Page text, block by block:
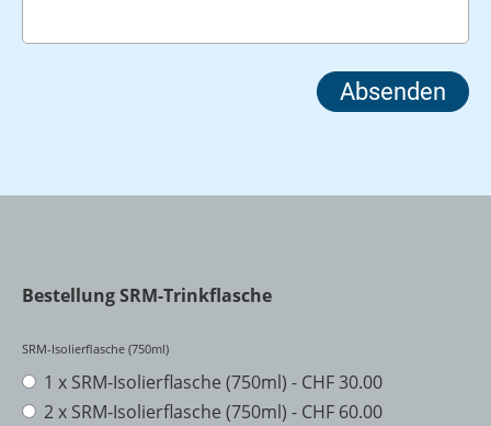
Bestellung SRM-Trinkflasche
SRM-Isolierflasche (750ml)
1 x SRM-Isolierflasche (750ml) - CHF 30.00
2 x SRM-Isolierflasche (750ml) - CHF 60.00